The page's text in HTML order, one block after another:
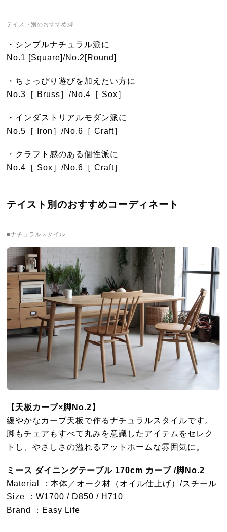
テイスト別のおすすめ脚
・シンプルナチュラル派に
No.1 [Square]/No.2[Round]
・ちょっぴり遊びを加えたい方に
No.3［ Bruss］/No.4［ Sox］
・インダストリアルモダン派に
No.5［ Iron］/No.6［ Craft］
・クラフト感のある個性派に
No.4［ Sox］/No.6［ Craft］
テイスト別のおすすめコーディネート
■ナチュラルスタイル
【天板カーブ×脚No.2】
緩やかなカーブ天板で作るナチュラルスタイルです。
脚もチェアもすべて丸みを意識したアイテムをセレク
トし、やさしさの溢れるアットホームな雰囲気に。
ミース ダイニングテーブル 170cm カーブ /脚No.2
Material ：本体／オーク材（オイル仕上げ）/スチール
Size ：W1700 / D850 / H710
Brand ：Easy Life